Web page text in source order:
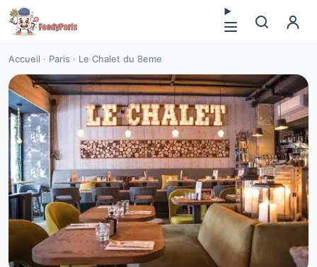
Accueil · Paris · Le Chalet du 8eme